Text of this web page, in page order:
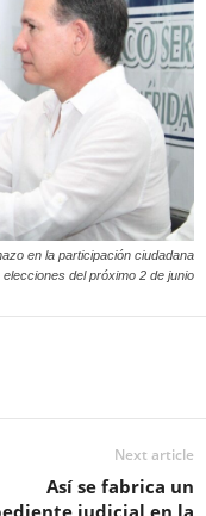
en la participación ciudadana
del próximo 2 de junio
Next article
Así se fabrica un